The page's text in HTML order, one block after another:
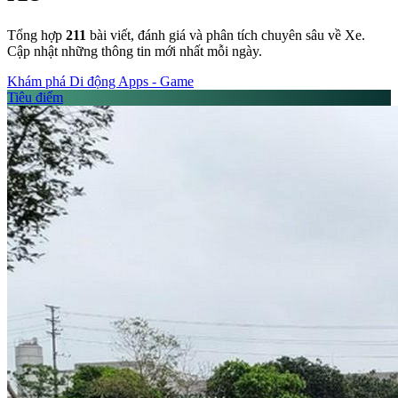
Tổng hợp 211 bài viết, đánh giá và phân tích chuyên sâu về Xe.
Cập nhật những thông tin mới nhất mỗi ngày.
Khám phá Di động Apps - Game
Tiêu điểm